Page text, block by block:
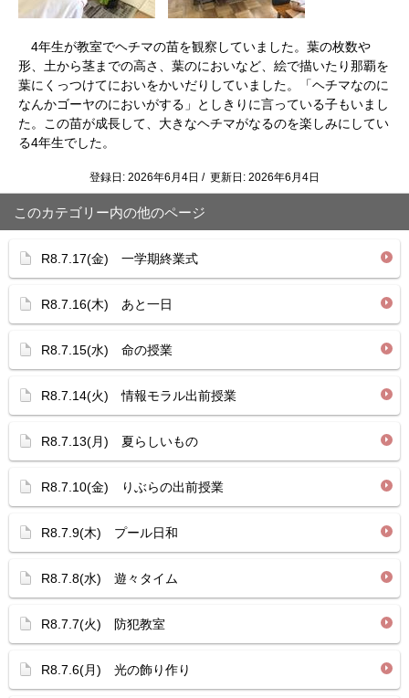
4年生が教室でヘチマの苗を観察していました。葉の枚数や
形、土から茎までの高さ、葉のにおいなど、絵で描いたり那覇を
葉にくっつけてにおいをかいだりしていました。「ヘチマなのに
なんかゴーヤのにおいがする」としきりに言っている子もいまし
た。この苗が成長して、大きなヘチマがなるのを楽しみにしてい
る4年生でした。
登録日: 2026年6月4日 / 更新日: 2026年6月4日
このカテゴリー内の他のページ
R8.7.17(金) 一学期終業式
R8.7.16(木) あと一日
R8.7.15(水) 命の授業
R8.7.14(火) 情報モラル出前授業
R8.7.13(月) 夏らしいもの
R8.7.10(金) りぶらの出前授業
R8.7.9(木) プール日和
R8.7.8(水) 遊々タイム
R8.7.7(火) 防犯教室
R8.7.6(月) 光の飾り作り